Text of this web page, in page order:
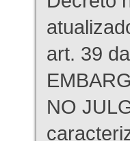
art. 39
NO